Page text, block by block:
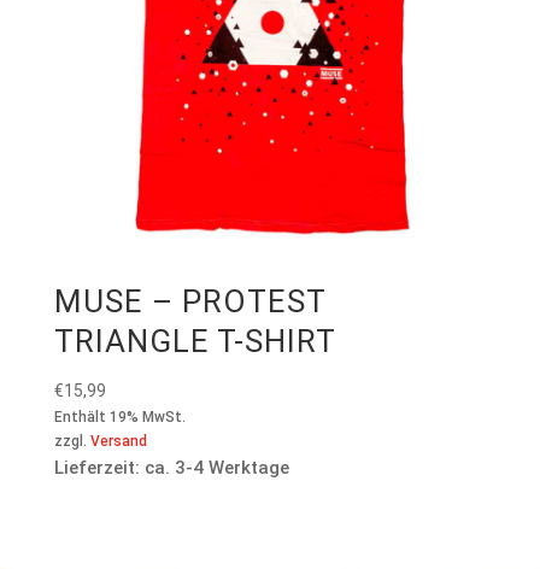
MUSE – PROTEST
TRIANGLE T-SHIRT
€15,99
Enthält 19% MwSt.
zzgl. Versand
Lieferzeit: ca. 3-4 Werktage